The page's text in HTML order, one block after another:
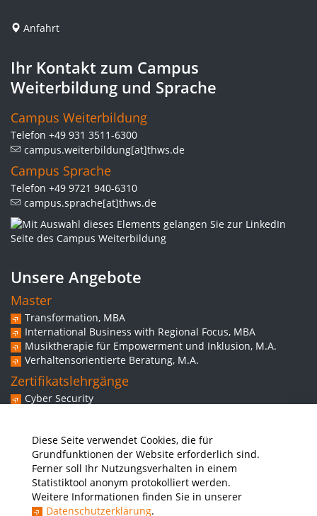
Diese Seite verwendet Cookies, die für
Grundfunktionen der Website erforderlich sind.
Ferner soll Ihr Nutzungsverhalten in einem
Statistiktool anonym protokolliert werden.
Weitere Informationen finden Sie in unserer
Datenschutzerklärung.
Anfahrt
Ihr Kontakt zum Campus
Weiterbildung und Sprache
Campus Weiterbildung
Telefon +49 931 3511-6300
campus.weiterbildung[at]thws.de
Campus Sprache
Telefon +49 9721 940-6310
campus.sprache[at]thws.de
Unsere Angebote
Master
Transformation, MBA
International Business with Regional Focus, MBA
Musiktherapie für Empowerment und Inklusion, M.A.
Verhaltensorientierte Beratung, M.A.
Zertifikatslehrgänge
Cyber Security
Grundkompetenzen inklusiver Musikintervention
Weitere Angebote
Workshops
Vorbereitungskurs Studium
Ausbilderschein für Studierende der THWS